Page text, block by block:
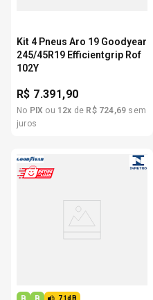
Kit 4 Pneus Aro 19 Goodyear
245/45R19 Efficientgrip Rof
102Y
R$ 7.391,90
No PIX ou 12x de R$ 724,69 sem
juros
71dB